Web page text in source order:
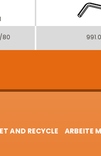
80
AND RECYCLE
ARBEITE